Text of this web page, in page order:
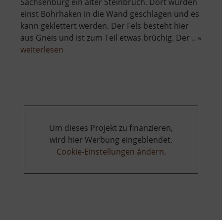
einst Bohrhaken in die Wand geschlagen und es
kann geklettert werden. Der Fels besteht hier
aus Gneis und ist zum Teil etwas brüchig. Der .. »
weiterlesen
Um dieses Projekt zu finanzieren,
wird hier Werbung eingeblendet.
Cookie-Einstellungen ändern.